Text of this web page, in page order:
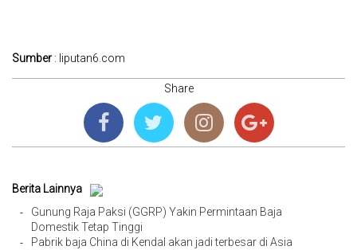
Sumber : liputan6.com
Share
Berita Lainnya
-
Gunung Raja Paksi (GGRP) Yakin Permintaan Baja
Domestik Tetap Tinggi
-
Pabrik baja China di Kendal akan jadi terbesar di Asia